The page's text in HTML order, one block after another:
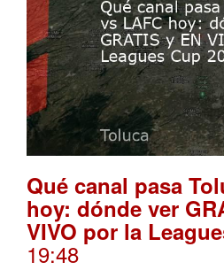
Qué canal pasa
hoy: dónde ver
VIVO por la
19:48